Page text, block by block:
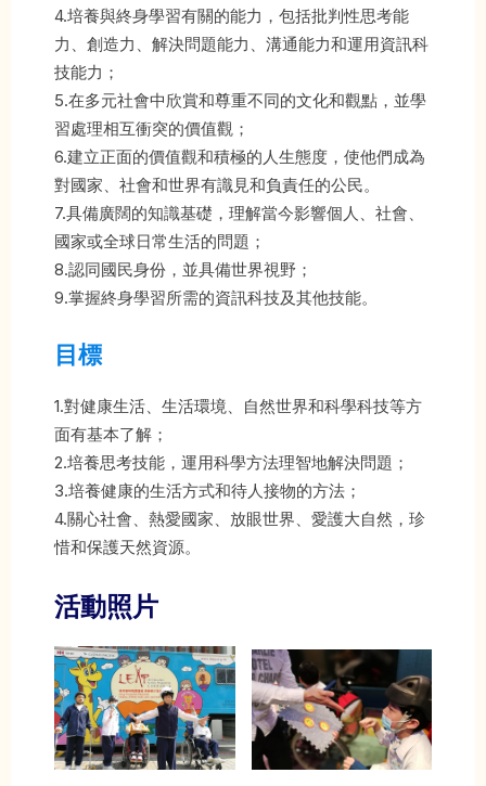
4.培養與終身學習有關的能力，包括批判性思考能
力、創造力、解決問題能力、溝通能力和運用資訊科
技能力；
5.在多元社會中欣賞和尊重不同的文化和觀點，並學
習處理相互衝突的價值觀；
6.建立正面的價值觀和積極的人生態度，使他們成為
對國家、社會和世界有識見和負責任的公民。
7.具備廣闊的知識基礎，理解當今影響個人、社會、
國家或全球日常生活的問題；
8.認同國民身份，並具備世界視野；
9.掌握終身學習所需的資訊科技及其他技能。
目標
1.對健康生活、生活環境、自然世界和科學科技等方
面有基本了解；
2.培養思考技能，運用科學方法理智地解決問題；
3.培養健康的生活方式和待人接物的方法；
4.關心社會、熱愛國家、放眼世界、愛護大自然，珍
惜和保護天然資源。
活動照片